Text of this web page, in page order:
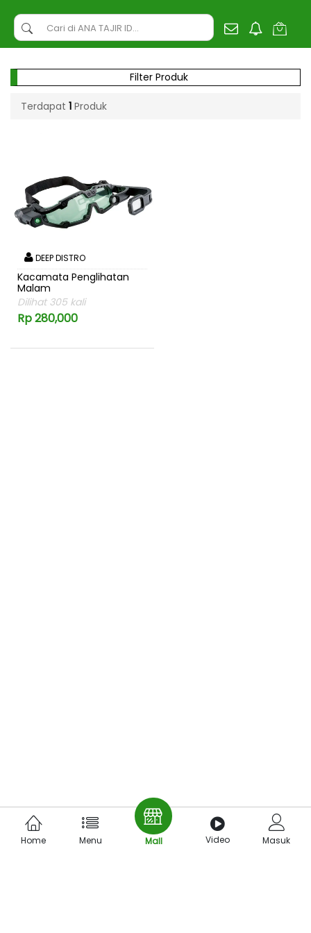
Home Menu Mall Video Masuk
Filter Produk
Terdapat 1 Produk
DEEP DISTRO
Kacamata Penglihatan
Malam
Dilihat 305 kali
Rp 280,000